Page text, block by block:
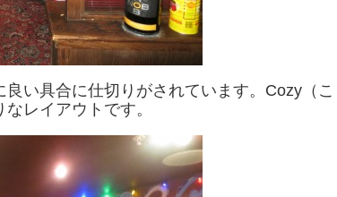
い具合に仕切りがされています。Cozy（こ
レイアウトです。